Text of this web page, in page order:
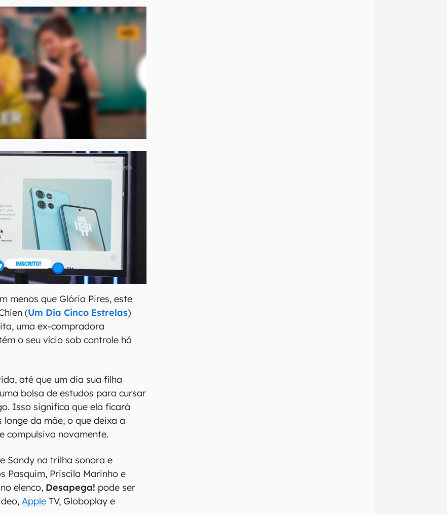
menos que Glória Pires, este
(Um Dia Cinco Estrelas)
uma ex-compradora
o seu vício sob controle há
até que um dia sua filha
bolsa de estudos para cursar
Isso significa que ela ficará
longe da mãe, o que deixa a
compulsiva novamente.
Sandy na trilha sonora e
Pasquim, Priscila Marinho e
elenco, Desapega! pode ser
Apple TV, Globoplay e